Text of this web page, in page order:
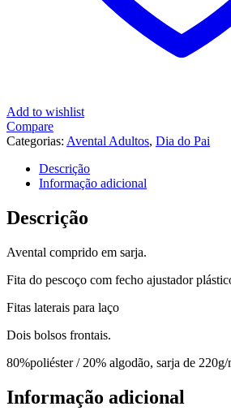
Add to wishlist
Compare
Categorias: Avental Adultos, Dia do Pai
Descrição
Informação adicional
Descrição
Avental comprido em sarja.
Fita do pescoço com fecho ajustador
Fitas laterais para laço
Dois bolsos frontais.
80%poliéster / 20% algodão, sarja de 220g/
Informação adicional